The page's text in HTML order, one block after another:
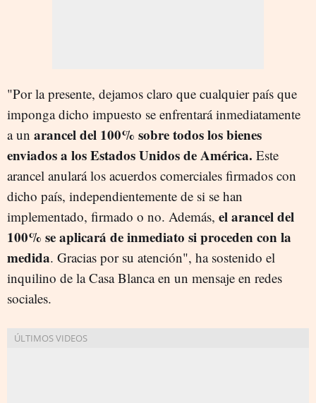
"Por la presente, dejamos claro que cualquier país que
imponga dicho impuesto se enfrentará inmediatamente
a un arancel del 100% sobre todos los bienes
enviados a los Estados Unidos de América. Este
arancel anulará los acuerdos comerciales firmados con
dicho país, independientemente de si se han
implementado, firmado o no. Además, el arancel del
100% se aplicará de inmediato si proceden con la
medida. Gracias por su atención", ha sostenido el
inquilino de la Casa Blanca en un mensaje en redes
sociales.